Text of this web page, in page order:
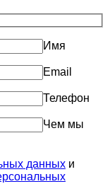
Имя
Email
Телефон
Чем мы
данных и